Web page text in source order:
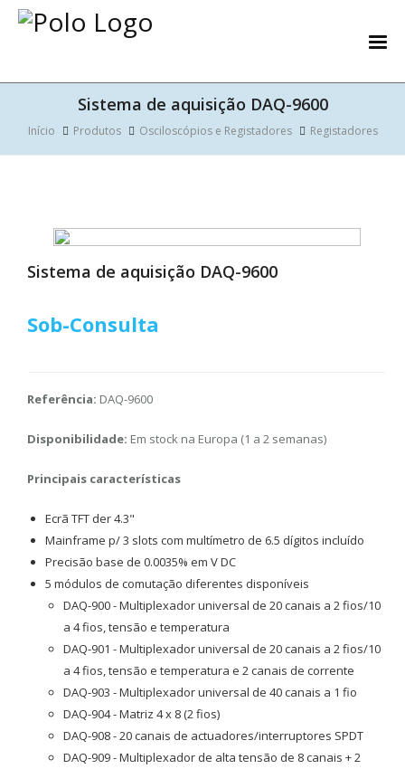
Sistema de aquisição DAQ-9600
Início Produtos Osciloscópios e Registadores Registadores
Sistema de aquisição DAQ-9600
Sob-Consulta
Referência: DAQ-9600
Disponibilidade: Em stock na Europa (1 a 2 semanas)
Principais características
Ecrã TFT der 4.3"
Mainframe p/ 3 slots com multímetro de 6.5 dígitos incluído
Precisão base de 0.0035% em V DC
5 módulos de comutação diferentes disponíveis
DAQ-900 - Multiplexador universal de 20 canais a 2 fios/10
a 4 fios, tensão e temperatura
DAQ-901 - Multiplexador universal de 20 canais a 2 fios/10
a 4 fios, tensão e temperatura e 2 canais de corrente
DAQ-903 - Multiplexador universal de 40 canais a 1 fio
DAQ-904 - Matriz 4 x 8 (2 fios)
DAQ-908 - 20 canais de actuadores/interruptores SPDT
DAQ-909 - Multiplexador de alta tensão de 8 canais + 2